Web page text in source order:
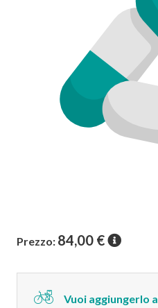
Prezzo: 84,00 €
Vuoi aggiungerlo